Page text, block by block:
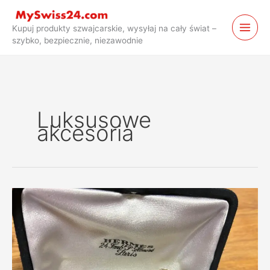
treściKupuj produkty szwajcarskie, wysyłaj na cały świat –
szybko, bezpiecznie, niezawodnie
Luksusowe
akcesoria
Akcesoria
Hermès
Vintage
ze
Szwajcarii